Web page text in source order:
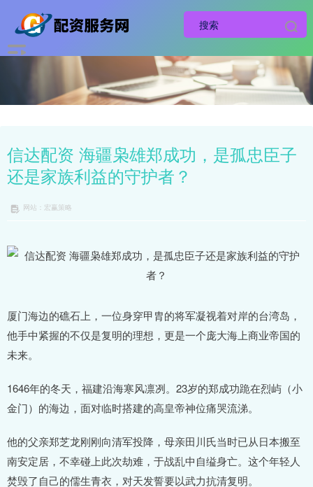
信达配资 海疆枭雄郑成功，是孤忠臣子
还是家族利益的守护者？
网站：宏赢策略
厦门海边的礁石上，一位身穿甲胄的将军凝视着对岸的台湾岛，
他手中紧握的不仅是复明的理想，更是一个庞大海上商业帝国的
未来。
1646年的冬天，福建沿海寒风凛冽。23岁的郑成功跪在烈屿（小
金门）的海边，面对临时搭建的高皇帝神位痛哭流涕。
他的父亲郑芝龙刚刚向清军投降，母亲田川氏当时已从日本搬至
南安定居，不幸碰上此次劫难，于战乱中自缢身亡。这个年轻人
焚毁了自己的儒生青衣，对天发誓要以武力抗清复明。